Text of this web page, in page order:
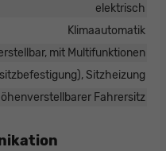
elektrisch
Klimaautomatik
mit Multifunktionen
Sitzheizung
Fahrersitz